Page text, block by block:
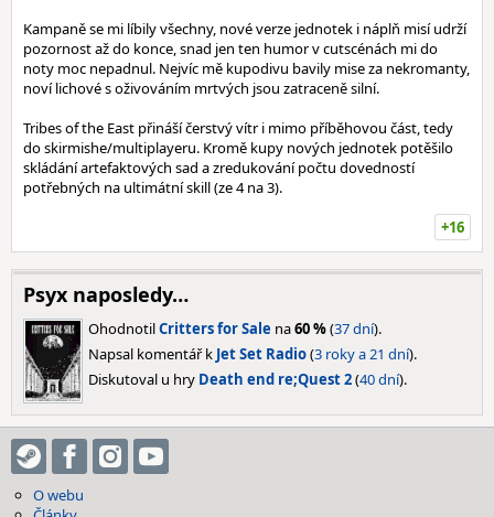
Kampaně se mi líbily všechny, nové verze jednotek i náplň misí udrží
pozornost až do konce, snad jen ten humor v cutscénách mi do
noty moc nepadnul. Nejvíc mě kupodivu bavily mise za nekromanty,
noví lichové s oživováním mrtvých jsou zatraceně silní.
Tribes of the East přináší čerstvý vítr i mimo příběhovou část, tedy
do skirmishe/multiplayeru. Kromě kupy nových jednotek potěšilo
skládání artefaktových sad a zredukování počtu dovedností
potřebných na ultimátní skill (ze 4 na 3).
+16
Psyx naposledy…
OhodnotilCritters for Sale na60 %(37 dní).
Napsal komentář k Jet Set Radio(3 roky a 21 dní).
Diskutoval u hry Death end re;Quest 2(40 dní).
O webu